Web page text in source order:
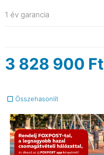
1 év garancia
3 828 900 Ft
Összehasonlít